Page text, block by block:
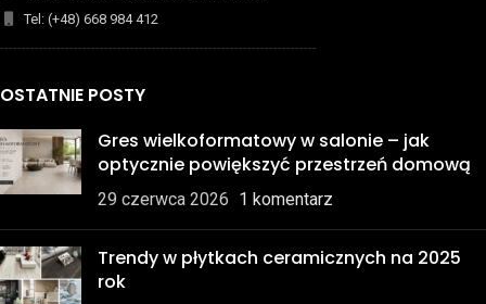
Tel: (+48) 668 984 412
-------------------------------------------------------------------------
OSTATNIE POSTY
Gres wielkoformatowy w salonie – jak
optycznie powiększyć przestrzeń domową
29 czerwca 2026 1 komentarz
Trendy w płytkach ceramicznych na 2025
rok